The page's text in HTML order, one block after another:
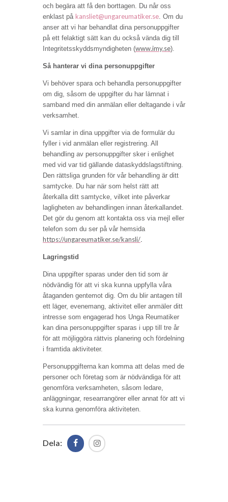
och begära att få den borttagen. Du når oss
enklast på kansliet@ungareumatiker.se. Om du
anser att vi har behandlat dina personuppgifter
på ett felaktigt sätt kan du också vända dig till
Integritetsskyddsmyndigheten (www.imy.se).
Så hanterar vi dina personuppgifter
Vi behöver spara och behandla personuppgifter
om dig, såsom de uppgifter du har lämnat i
samband med din anmälan eller deltagande i vår
verksamhet.
Vi samlar in dina uppgifter via de formulär du
fyller i vid anmälan eller registrering. All
behandling av personuppgifter sker i enlighet
med vid var tid gällande dataskyddslagstiftning.
Den rättsliga grunden för vår behandling är ditt
samtycke. Du har när som helst rätt att
återkalla ditt samtycke, vilket inte påverkar
lagligheten av behandlingen innan återkallandet.
Det gör du genom att kontakta oss via mejl eller
telefon som du ser på vår hemsida
https://ungareumatiker.se/kansli/.
Lagringstid
Dina uppgifter sparas under den tid som är
nödvändig för att vi ska kunna uppfylla våra
åtaganden gentemot dig. Om du blir antagen till
ett läger, evenemang, aktivitet eller anmäler ditt
intresse som engagerad hos Unga Reumatiker
kan dina personuppgifter sparas i upp till tre år
för att möjliggöra rättvis planering och fördelning
i framtida aktiviteter.
Personuppgifterna kan komma att delas med de
personer och företag som är nödvändiga för att
genomföra verksamheten, såsom ledare,
anläggningar, researrangörer eller annat för att vi
ska kunna genomföra aktiviteten.
Dela: